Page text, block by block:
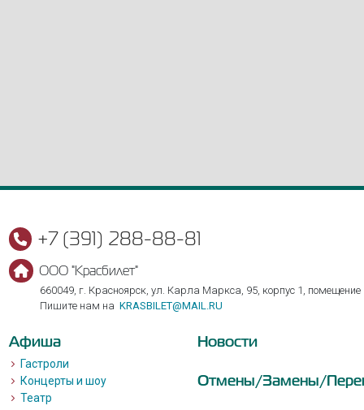
+7 (391) 288-88-81
ООО "Красбилет"
660049, г. Красноярск, ул. Карла Маркса, 95, корпус 1, помещение
Пишите нам на KRASBILET@MAIL.RU
Афиша
Гастроли
Концерты и шоу
Театр
Новости
Отмены/Замены/